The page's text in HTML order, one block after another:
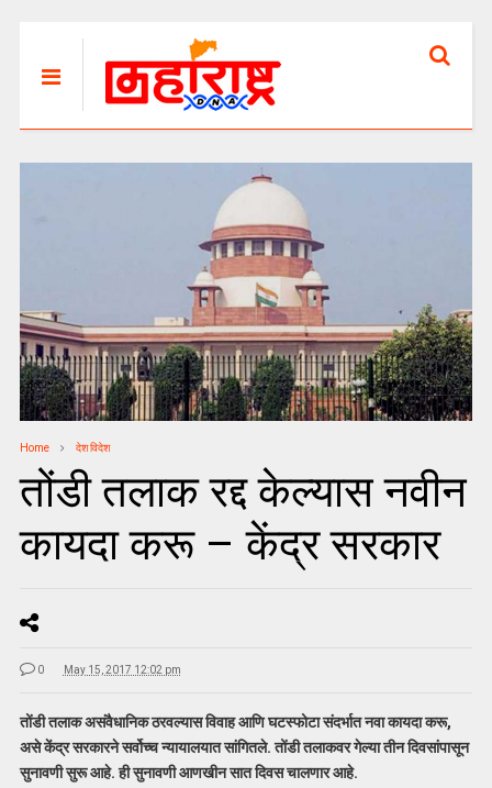
Home देश विदेश
तोंडी तलाक रद्द केल्यास नवीन
कायदा करू – केंद्र सरकार
0 May 15, 2017 12:02 pm
तोंडी तलाक असंवैधानिक ठरवल्यास विवाह आणि घटस्फोटा संदर्भात नवा कायदा करू,
असे केंद्र सरकारने सर्वोच्च न्यायालयात सांगितले. तोंडी तलाकवर गेल्या तीन दिवसांपासून
सुनावणी सुरू आहे. ही सुनावणी आणखीन सात दिवस चालणारआहे.